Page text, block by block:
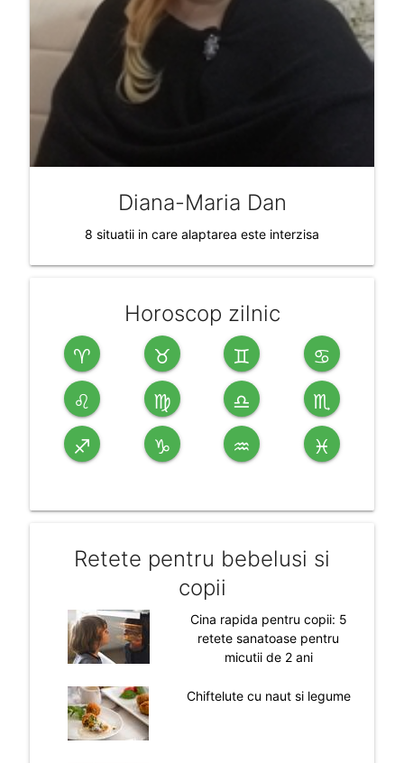
Diana-Maria Dan
8 situatii in care alaptarea este interzisa
Horoscop zilnic
♈ ♉ ♊ ♋
♌ ♍ ♎ ♏
♐ ♑ ♒ ♓
Retete pentru bebelusi si
copii
Cina rapida pentru copii: 5
retete sanatoase pentru
micutii de 2 ani
Chiftelute cu naut si legume